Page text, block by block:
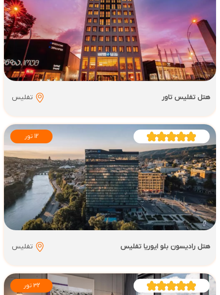
هتل تفلیس تاور تفلیس
هتل رادیسون بلو ایوریا تفلیس تفلیس
32 تور